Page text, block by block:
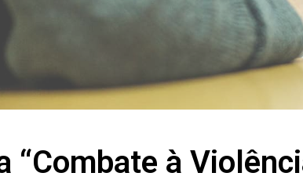
“Combate à